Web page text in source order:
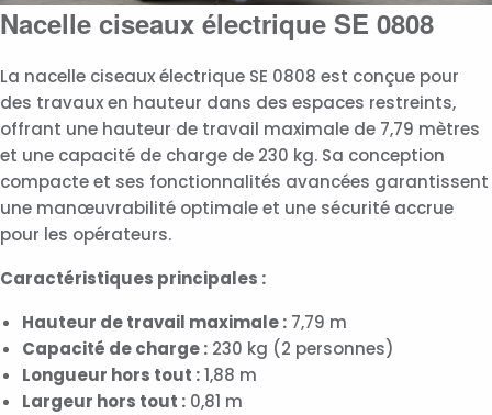
Nacelle ciseaux électrique SE 0808
La nacelle ciseaux électrique SE 0808 est conçue pour
des travaux en hauteur dans des espaces restreints,
offrant une hauteur de travail maximale de 7,79 mètres
et une capacité de charge de 230 kg. Sa conception
compacte et ses fonctionnalités avancées garantissent
une manœuvrabilité optimale et une sécurité accrue
pour les opérateurs.
Caractéristiques principales :
Hauteur de travail maximale : 7,79 m
Capacité de charge : 230 kg (2 personnes)
Longueur hors tout :1,88 m
Largeur hors tout : 0,81 m